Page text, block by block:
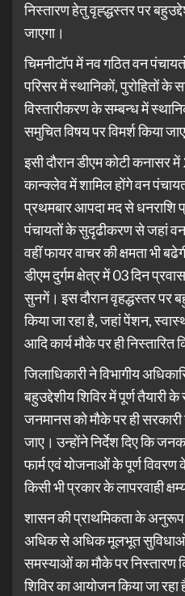
निस्तारण हेतु वृह्द्धस्तर पर
जाएगा।
चिमनीटॉप में नव गठित वन
परिसर में स्थानिकों, पुरोहितों के
विस्तारीकरण के सम्बन्ध में
समुचित विषय पर विमर्श किया
इसी दौरान डीएम कोटी कनासर
कान्क्लेव में शामिल होंगे वन
प्रथमबार आपदा मद से धनराशि
पंचायतों के सुदृढीकरण से जहां
वहीं फायर वाचर की क्षमता भी
डीएम दुर्गम क्षेत्र में 03 दिन
सुनगें। इस दौरान वृहद्धस्तर पर
किया जा रहा है, जहां पेंशन,
आदि कार्य मौके पर ही निस्तारित
जिलाधिकारी ने विभागीय
बहुउद्देशीय शिविर में पूर्ण तैयारी
जनमानस को मौके पर ही
जाए। उन्होंने निर्देश दिए कि
फार्म एवं योजनाओं के पूर्ण विवरण
किसी भी प्रकार के लापरवाही
शासन की प्राथमिकता के अनुरूप
अधिक से अधिक मूलभूत
समस्याओं का मौके पर निस्तारण
शिविर का आयोजन किया जा